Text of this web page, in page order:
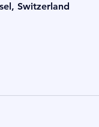
Switzerland